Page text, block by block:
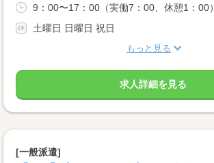
9：00〜17：00（実働7：00、休憩1：00）
土曜日 日曜日 祝日
もっと見る
求人詳細を見る
[一般派遣]